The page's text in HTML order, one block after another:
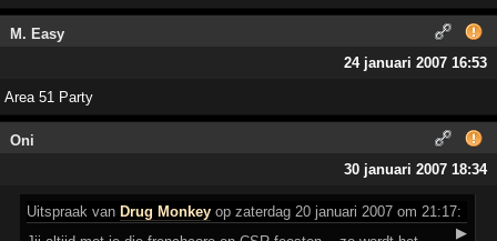
M. Easy
24 januari 2007 16:53
Area 51 Party
Oni
30 januari 2007 18:34
Uitspraak van Drug Monkey op zaterdag 20 januari 2007 om 21:17:
▶